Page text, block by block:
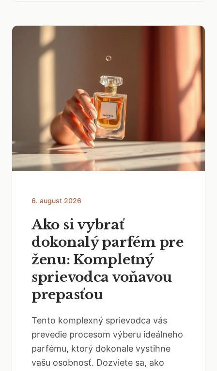
6. august 2026
Ako si vybrať
dokonalý parfém pre
ženu: Kompletný
sprievodca voňavou
prepasťou
Tento komplexný sprievodca vás
prevedie procesom výberu ideálneho
parfému, ktorý dokonale vystihne
vašu osobnosť. Dozviete sa, ako